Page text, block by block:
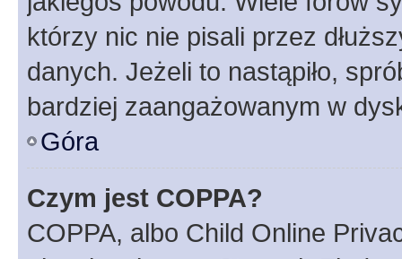
którzy nic nie pisali przez
danych. Jeżeli to nastąpiło,
bardziej zaangażowanym w
Góra
Czym jest COPPA?
COPPA, albo Child Online